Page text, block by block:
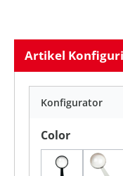
Artikel
Konfigurator
Color